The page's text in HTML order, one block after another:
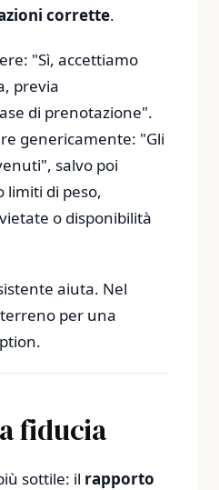
corrette.
"Sì, accettiamo
previa
di prenotazione".
genericamente: "Gli
salvo poi
limiti di peso,
o disponibilità
aiuta. Nel
per una
fiducia
sottile: il rapporto